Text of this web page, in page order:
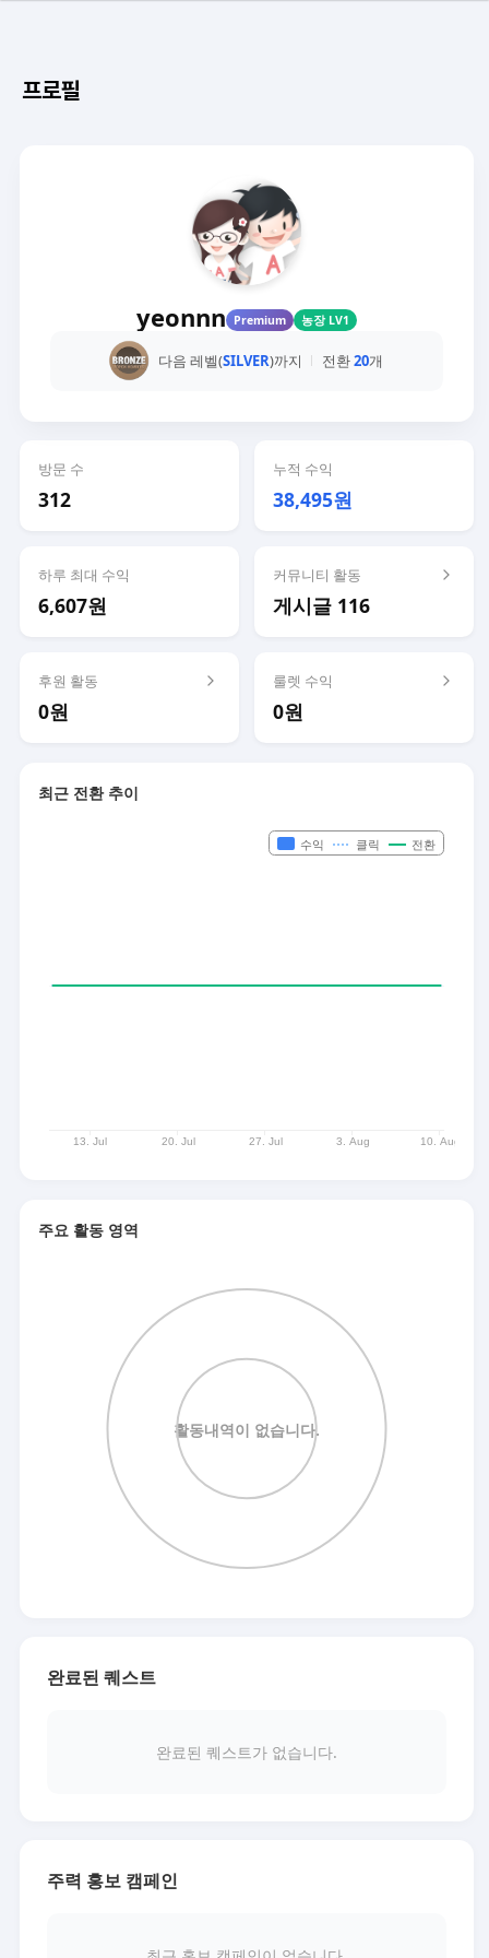
프로필
yeonnn Premium 농장 LV1
다음 레벨(SILVER)까지 전환20개
방문 수
312
누적 수익
38,495원
하루 최대 수익
6,607원
커뮤니티 활동
게시글 116
후원 활동
0원
룰렛 수익
0원
최근 전환 추이
주요 활동 영역
완료된 퀘스트
완료된 퀘스트가 없습니다.
주력 홍보 캠페인